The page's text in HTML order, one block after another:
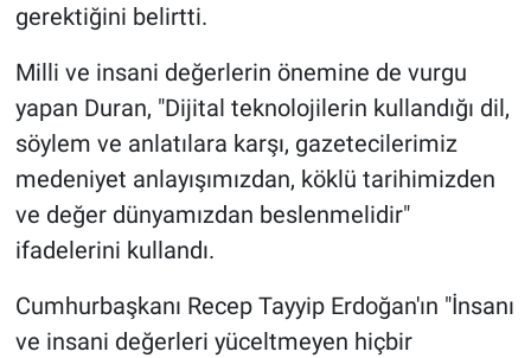
gerektiğini belirtti.
Milli ve insani değerlerin önemine de vurgu
yapan Duran, "Dijital teknolojilerin kullandığı dil,
söylem ve anlatılara karşı, gazetecilerimiz
medeniyet anlayışımızdan, köklü tarihimizden
ve değer dünyamızdan beslenmelidir"
ifadelerini kullandı.
Cumhurbaşkanı Recep Tayyip Erdoğan'ın "İnsanı
ve insani değerleri yüceltmeyen hiçbir